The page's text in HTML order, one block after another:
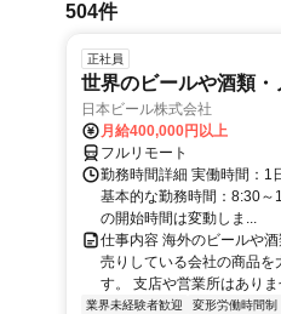
504件
正社員
世界のビールや酒類
日本ビール株式会社
月給400,000円以上
フルリモート
勤務時間詳細 実働時間：1
基本的な勤務時間：8:30
の開始時間は変動しま...
仕事内容 海外のビールや
売りしている会社の商品
す。 支店や営業所はあり
業界未経験者歓迎 変形労働時間制